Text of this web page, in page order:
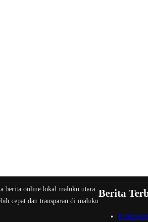
berita online lokal maluku utara
cepat dan transparan di maluku
Berita